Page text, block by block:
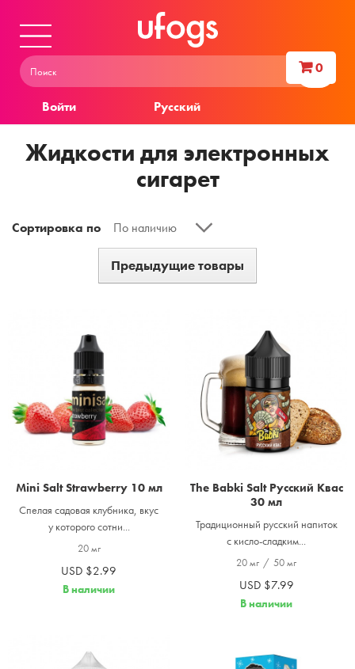
Войти Русский
0
Жидкости для электронных
сигарет
Сортировка по По наличию
Предыдущие товары
Mini Salt Strawberry 10 мл
Спелая садовая клубника, вкус
у которого сотни...
20 мг
USD $2.99
В наличии
The Babki Salt Русский Квас
30 мл
Традиционный русский напиток
с кисло-сладким...
20 мг / 50 мг
USD $7.99
В наличии